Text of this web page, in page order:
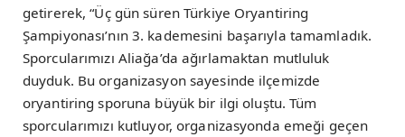
getirerek, “Üç gün süren Türkiye Oryantiring
Şampiyonası’nın 3. kademesini başarıyla tamamladık.
Sporcularımızı Aliağa’da ağırlamaktan mutluluk
duyduk. Bu organizasyon sayesinde ilçemizde
oryantiring sporuna büyük bir ilgi oluştu. Tüm
sporcularımızı kutluyor, organizasyonda emeği geçen